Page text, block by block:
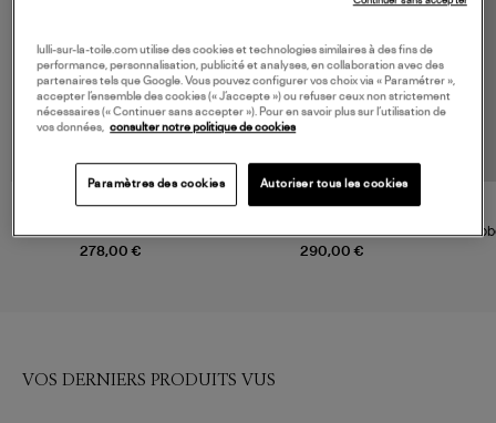
278,00 €
Robe Mica Red Jasmine
290,00 €
Robe Garden Scarf Soft Pink
VOS DERNIERS PRODUITS VUS
lulli-sur-la-toile.com utilise des cookies et technologies similaires à des fins de
performance, personnalisation, publicité et analyses, en collaboration avec des
partenaires tels que Google. Vous pouvez configurer vos choix via « Paramétrer »,
accepter l’ensemble des cookies (« J’accepte ») ou refuser ceux non strictement
nécessaires (« Continuer sans accepter »). Pour en savoir plus sur l’utilisation de
vos données,
consulter notre politique de cookies
Paramètres des cookies Autoriser tous les cookies